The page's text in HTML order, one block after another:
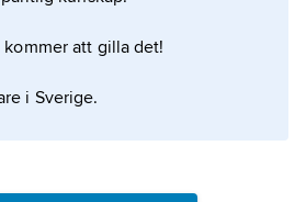
blanka. Skinkar är i
En del arter är
kommer att gilla det!
i Sverige.